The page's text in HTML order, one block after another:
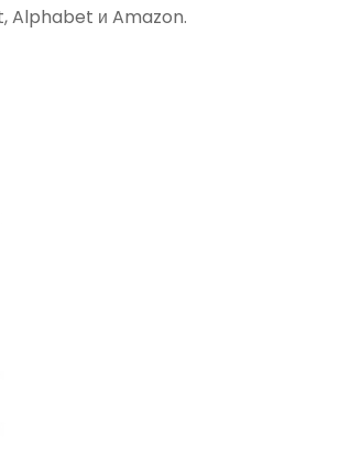
Alphabet и Amazon.